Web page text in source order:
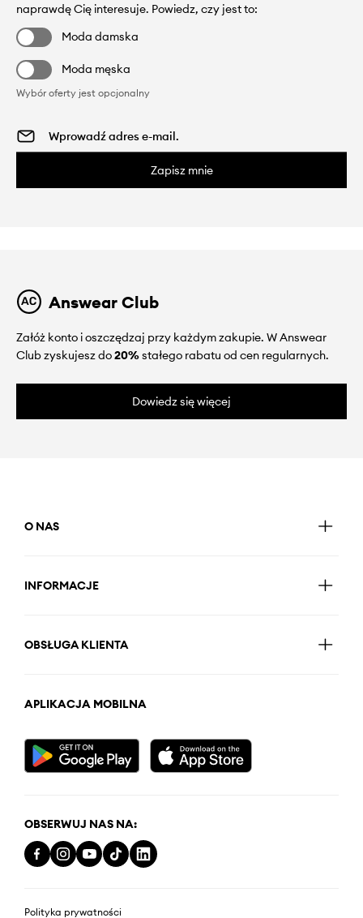
naprawdę Cię interesuje. Powiedz, czy jest to:
Moda damska
Moda męska
Wybór oferty jest opcjonalny
Zapisz mnie
Answear Club
Załóż konto i oszczędzaj przy każdym zakupie. W Answear
Club zyskujesz do20%stałego rabatu od cen regularnych.
Dowiedz się więcej
O NAS
INFORMACJE
OBSŁUGA KLIENTA
APLIKACJA MOBILNA
OBSERWUJ NAS NA:
Polityka prywatności